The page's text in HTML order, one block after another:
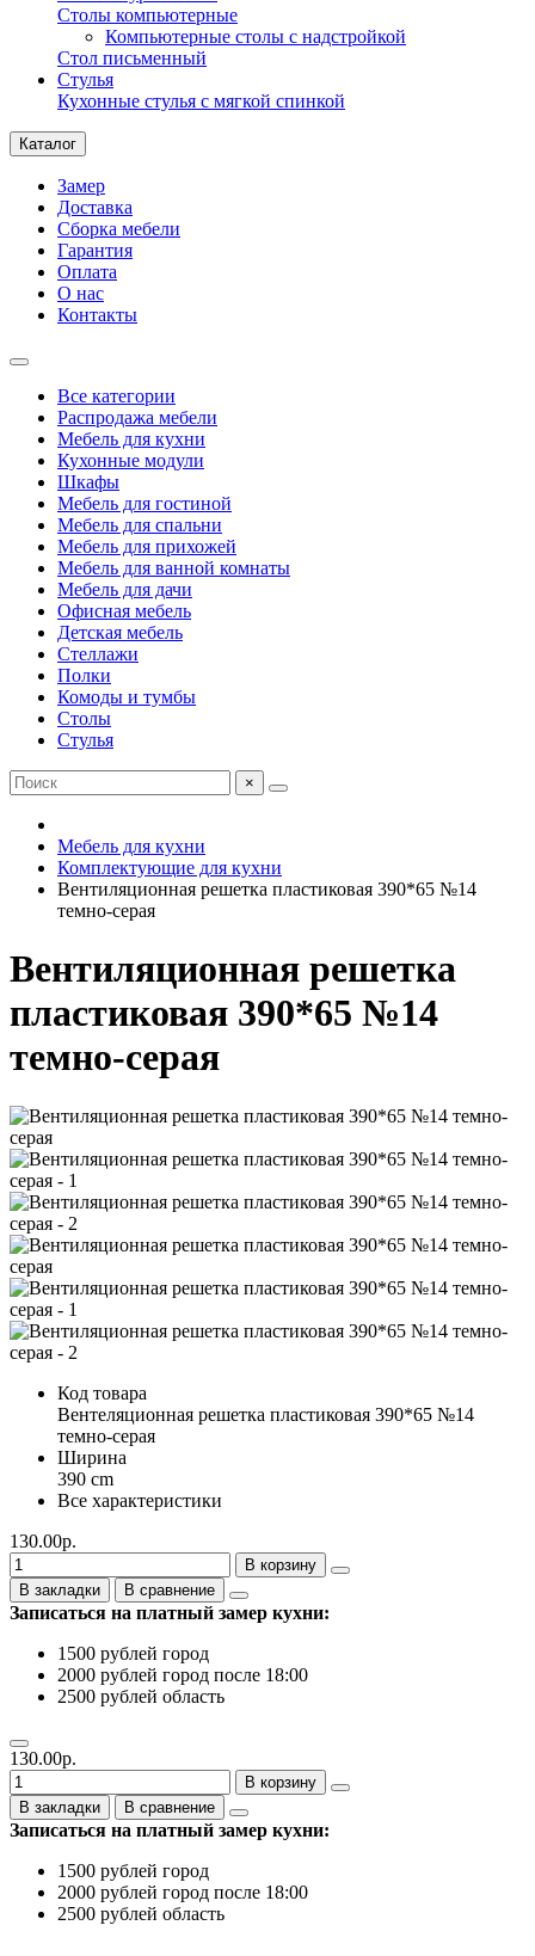
Столы компьютерные
Компьютерные столы с надстройкой
Стол письменный
Стулья
Кухонные стулья с мягкой спинкой
Каталог
Замер
Доставка
Сборка мебели
Гарантия
Оплата
О нас
Контакты
Все категории
Распродажа мебели
Мебель для кухни
Кухонные модули
Шкафы
Мебель для гостиной
Мебель для спальни
Мебель для прихожей
Мебель для ванной комнаты
Мебель для дачи
Офисная мебель
Детская мебель
Стеллажи
Полки
Комоды и тумбы
Столы
Стулья
×
Мебель для кухни
Комплектующие для кухни
Вентиляционная решетка пластиковая 390*65 №14
темно-серая
Вентиляционная решетка
пластиковая 390*65 №14
темно-серая
Код товара
Вентеляционная решетка пластиковая 390*65 №14
темно-серая
Ширина
390 cm
Все характеристики
130.00р.
В корзину
В закладки
В сравнение
Записаться на платный замер кухни:
1500 рублей город
2000 рублей город после 18:00
2500 рублей область
130.00р.
В корзину
В закладки
В сравнение
Записаться на платный замер кухни:
1500 рублей город
2000 рублей город после 18:00
2500 рублей область